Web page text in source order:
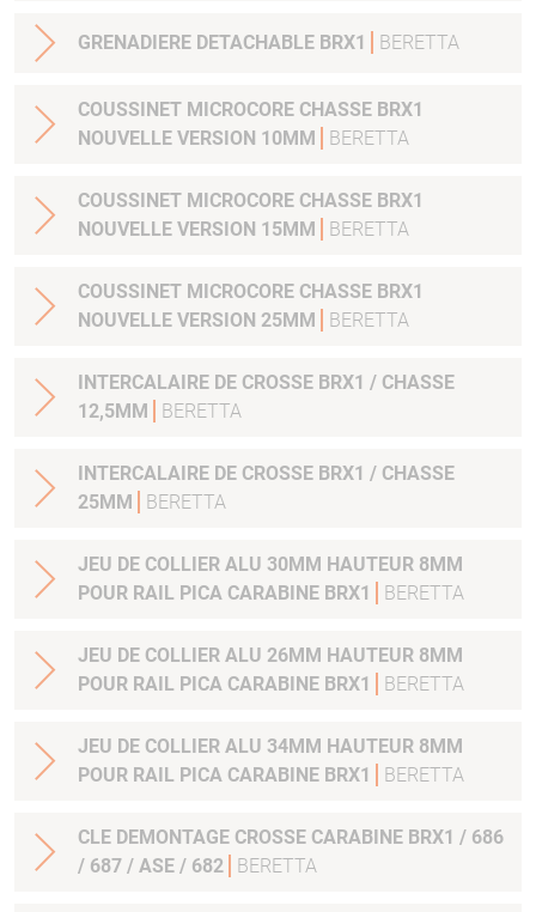
GRENADIERE DETACHABLE BRX1 BERETTA
COUSSINET MICROCORE CHASSE BRX1
NOUVELLE VERSION 10MM
BERETTA
COUSSINET MICROCORE CHASSE BRX1
NOUVELLE VERSION 15MM
BERETTA
COUSSINET MICROCORE CHASSE BRX1
NOUVELLE VERSION 25MM
BERETTA
INTERCALAIRE DE CROSSE BRX1 / CHASSE
12,5MM
BERETTA
INTERCALAIRE DE CROSSE BRX1 / CHASSE
25MM
BERETTA
JEU DE COLLIER ALU 30MM HAUTEUR 8MM
POUR RAIL PICA CARABINE BRX1
BERETTA
JEU DE COLLIER ALU 26MM HAUTEUR 8MM
POUR RAIL PICA CARABINE BRX1
BERETTA
JEU DE COLLIER ALU 34MM HAUTEUR 8MM
POUR RAIL PICA CARABINE BRX1
BERETTA
CLE DEMONTAGE CROSSE CARABINE BRX1 / 686
/ 687 / ASE / 682
BERETTA